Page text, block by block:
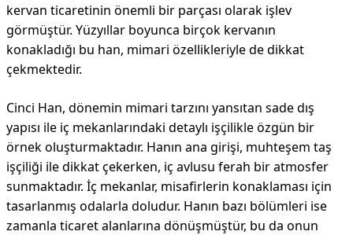
kervan ticaretinin önemli bir parçası olarak işlev
görmüştür. Yüzyıllar boyunca birçok kervanın
konakladığı bu han, mimari özellikleriyle de dikkat
çekmektedir.
Cinci Han, dönemin mimari tarzını yansıtan sade dış
yapısı ile iç mekanlarındaki detaylı işçilikle özgün bir
örnek oluşturmaktadır. Hanın ana girişi, muhteşem taş
işçiliği ile dikkat çekerken, iç avlusu ferah bir atmosfer
sunmaktadır. İç mekanlar, misafirlerin konaklaması için
tasarlanmış odalarla doludur. Hanın bazı bölümleri ise
zamanla ticaret alanlarına dönüşmüştür, bu da onun